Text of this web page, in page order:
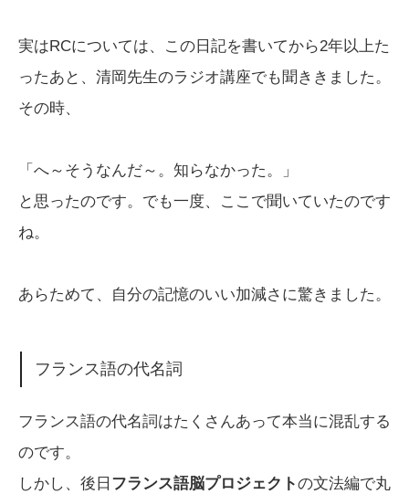
実はRCについては、この日記を書いてから2年以上た
ったあと、清岡先生のラジオ講座でも聞ききました。
その時、
「へ～そうなんだ～。知らなかった。」
と思ったのです。でも一度、ここで聞いていたのです
ね。
あらためて、自分の記憶のいい加減さに驚きました。
フランス語の代名詞
フランス語の代名詞はたくさんあって本当に混乱する
のです。
しかし、後日 フランス語脳プロジェクトの文法編で丸